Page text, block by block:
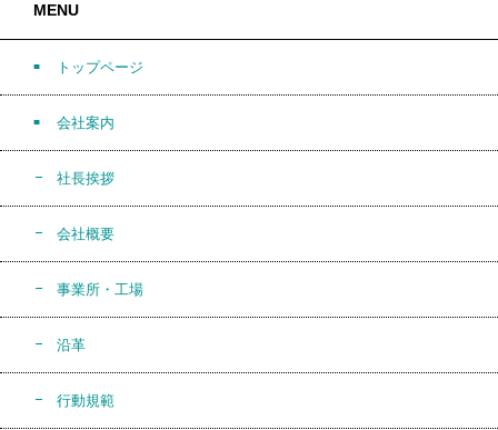
MENU
トップページ
会社案内
社長挨拶
会社概要
事業所・工場
沿革
行動規範